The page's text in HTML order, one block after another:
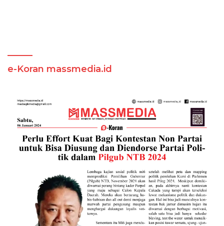
e-Koran massmedia.id